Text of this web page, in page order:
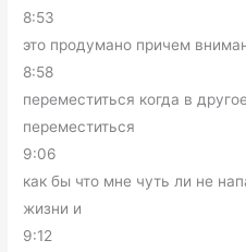
8:53
это продумано причем
8:58
переместиться когда в
переместиться
9:06
как бы что мне чуть ли не
жизни и
9:12